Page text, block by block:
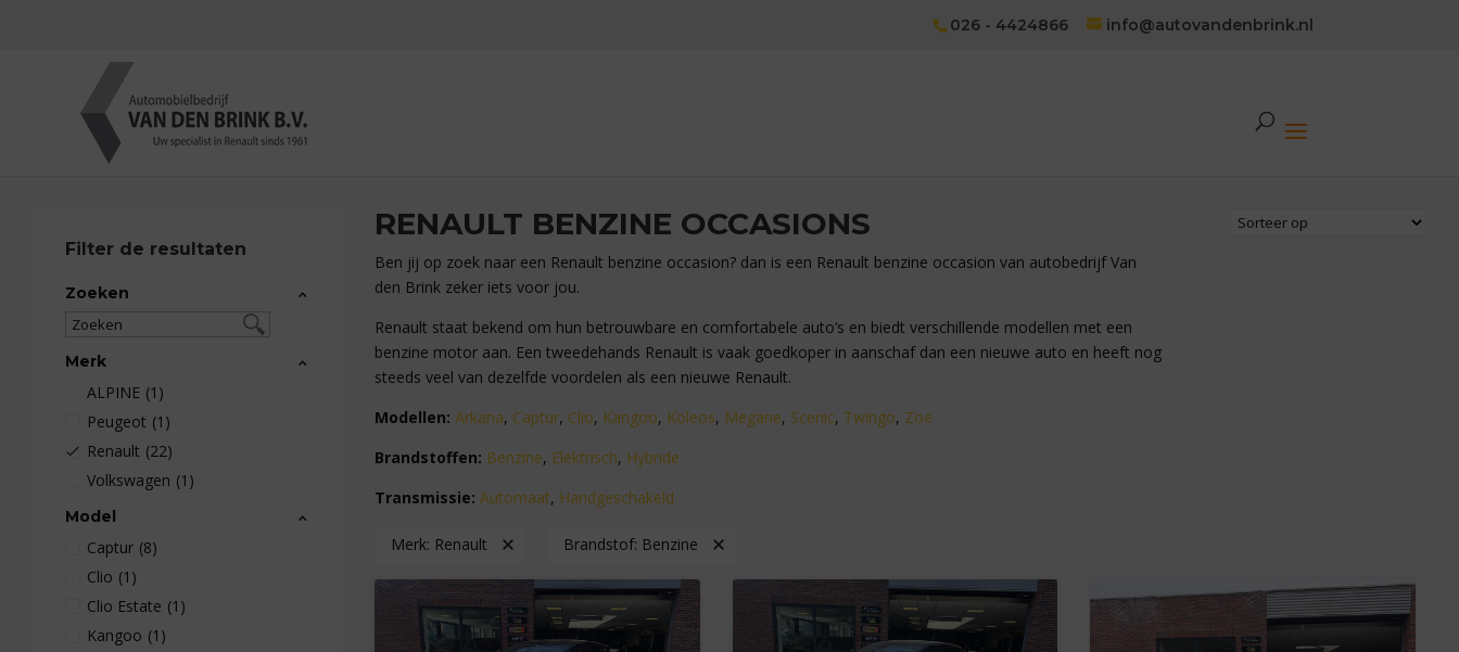
026 - 4424866 info@autovandenbrink.nl
Filter de resultaten
Zoeken
Merk
ALPINE (1)
Peugeot (1)
Renault (22)
Volkswagen (1)
Model
Captur (8)
Clio (1)
Clio Estate (1)
Kangoo (1)
RENAULT BENZINE OCCASIONS
Ben jij op zoek naar een Renault benzine occasion? dan is een Renault benzine occasion van autobedrijf Van
den Brink zeker iets voor jou.
Renault staat bekend om hun betrouwbare en comfortabele auto’s en biedt verschillende modellen met een
benzine motor aan. Een tweedehands Renault is vaak goedkoper in aanschaf dan een nieuwe auto en heeft nog
steeds veel van dezelfde voordelen als een nieuwe Renault.
Modellen: Arkana, Captur, Clio, Kangoo, Koleos, Megane, Scenic, Twingo, Zoe
Brandstoffen: Benzine, Elektrisch, Hybride
Transmissie: Automaat, Handgeschakeld
Merk: Renault Brandstof: Benzine